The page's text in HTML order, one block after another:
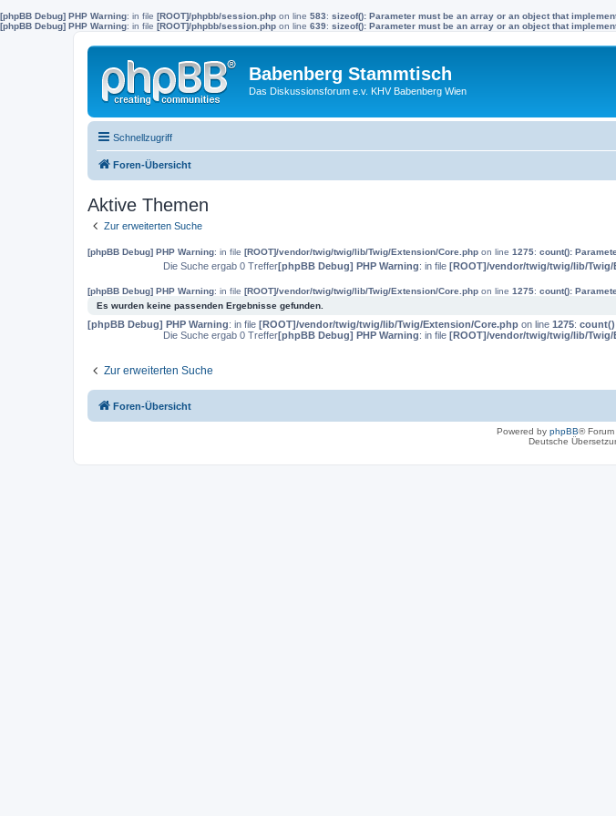
[phpBB Debug] PHP Warning: in file [ROOT]/phpbb/session.php on line 583: sizeof(): Parameter must be an array or an object that
[phpBB Debug] PHP Warning: in file [ROOT]/phpbb/session.php on line 639: sizeof(): Parameter must be an array or an object that
Babenberg Stammtisch
Das Diskussionsforum e.v. KHV Babenberg Wien
Schnellzugriff
Foren-Übersicht
Aktive Themen
Zur erweiterten Suche
[phpBB Debug] PHP Warning: in file [ROOT]/vendor/twig/twig/lib/Twig/Extension/Core.php on line 1275: count():
Die Suche ergab 0 Treffer[phpBB Debug] PHP Warning: in file [ROOT]/vendor/twig/twig/lib/
[phpBB Debug] PHP Warning: in file [ROOT]/vendor/twig/twig/lib/Twig/Extension/Core.php on line 1275: count():
Es wurden keine passenden Ergebnisse gefunden.
[phpBB Debug] PHP Warning: in file [ROOT]/vendor/twig/twig/lib/Twig/Extension/Core.php on line 1275:
Die Suche ergab 0 Treffer[phpBB Debug] PHP Warning: in file [ROOT]/vendor/twig/twig/lib/
Zur erweiterten Suche
Foren-Übersicht
Powered by phpBB®
Deutsche